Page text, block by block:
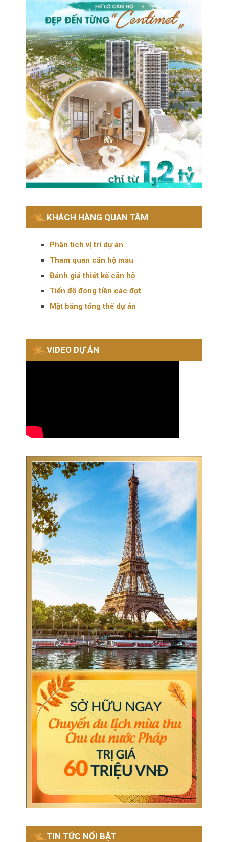
KHÁCH HÀNG QUAN TÂM
Phân tích vị trí dự án
Tham quan căn hộ mẫu
Đánh giá thiết kế căn hộ
Tiến độ đóng tiền các đợt
Mặt bằng tổng thể dự án
VIDEO DỰ ÁN
TIN TỨC NỔI BẬT